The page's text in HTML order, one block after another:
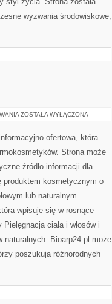
wyzwania środowiskowe,
KOSMETYKI
ZOSTAŁA WYŁĄCZONA
ofertowa, która
Strona może
źródło informacji dla
produktem kosmetycznym o
lub naturalnym
wpisuje się w rosnące
ciała i włosów i
naturalnych. Bioarp24.pl może
poszukują różnorodnych